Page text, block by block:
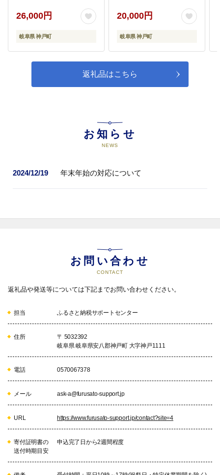
26,000円
岐阜県 神戸町
20,000円
岐阜県 神戸町
返礼品はこちら
お知らせ
NEWS
2024/12/19 年末年始の対応について
お問い合わせ
CONTACT
返礼品や発送等については下記までお問い合わせください。
担当 ふるさと納税サポートセンター
住所
〒 5032392
岐阜県 岐阜県安八郡神戸町 大字神戸1111
電話 0570067378
メール ask-a@furusato-support.jp
URL https://www.furusato-support.jp/contact?site=4
寄付証明書の
送付時期目安
申込完了日から2週間程度